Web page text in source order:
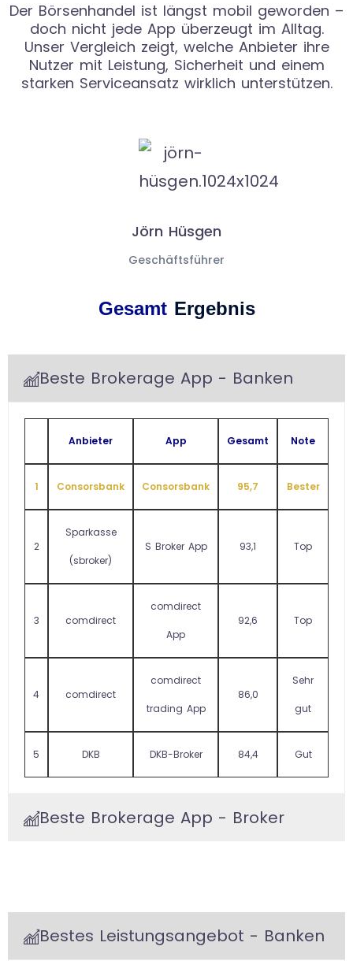
Der Börsenhandel ist längst mobil geworden –
doch nicht jede App überzeugt im Alltag.
Unser Vergleich zeigt, welche Anbieter ihre
Nutzer mit Leistung, Sicherheit und einem
starken Serviceansatz wirklich unterstützen.
Jörn Hüsgen
Geschäftsführer
Gesamt Ergebnis
Beste Brokerage App - Banken
Anbieter App Gesamt Note
1 Consorsbank Consorsbank 95,7 Bester
2
Sparkasse
(sbroker)
S Broker App 93,1 Top
3 comdirect
comdirect
App
92,6 Top
4 comdirect
comdirect
trading App
86,0
Sehr
gut
5 DKB DKB-Broker 84,4 Gut
Beste Brokerage App - Broker
Bestes Leistungsangebot - Banken